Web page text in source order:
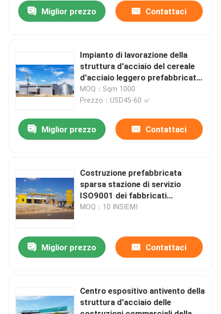
Video
Circa noi
Controllo di qualità
Richieda una citazione
Magazzino della struttura d'acciaio
Struttura d'acciaio leggera
Miglior prezzo Contattaci
Impianto di lavorazione della
struttura d'acciaio del cereale
d'acciaio leggero prefabbricato
del gruppo di lavoro
MOQ：Sqm 1000
Prezzo：USD45-60 ㎡
Miglior prezzo Contattaci
Costruzione prefabbricata
sparsa stazione di servizio
ISO9001 dei fabbricati
industriali della struttura
MOQ：10 INSIEMI
Miglior prezzo Contattaci
Centro espositivo antivento della
struttura d'acciaio delle